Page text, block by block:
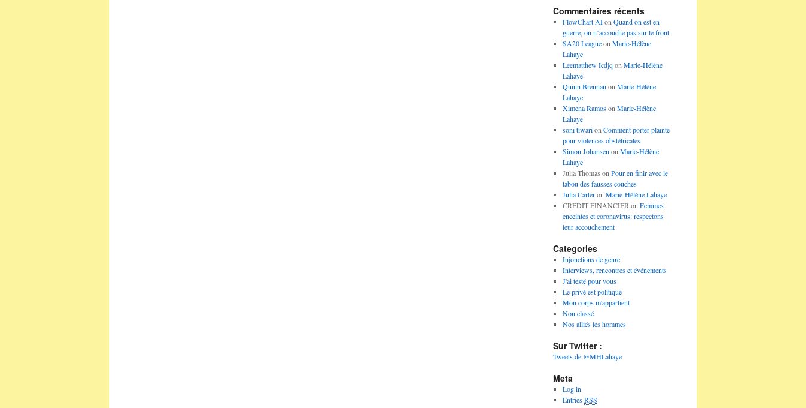
Commentaires récents
FlowChart AIon Quand on est en
guerre, on n’accouche pas sur le front
SA20 Leagueon Marie-Hélène
Lahaye
Leematthew Icdjq on Marie-Hélène
Lahaye
Quinn Brennan on Marie-Hélène
Lahaye
Ximena Ramoson Marie-Hélène
Lahaye
soni tiwarion Comment porter plainte
pour violences obstétricales
Simon Johansen on Marie-Hélène
Lahaye
Julia Thomas on Pour en finir avec le
tabou des fausses couches
Julia Carteron Marie-Hélène Lahaye
CREDIT FINANCIER on Femmes
enceintes et coronavirus: respectons
leur accouchement
Categories
Injonctions de genre
Interviews, rencontres et événements
J'ai testé pour vous
Le privé est politique
Mon corps m'appartient
Non classé
Nos alliés les hommes
Sur Twitter :
Tweets de @MHLahaye
Meta
Log in
EntriesRSS